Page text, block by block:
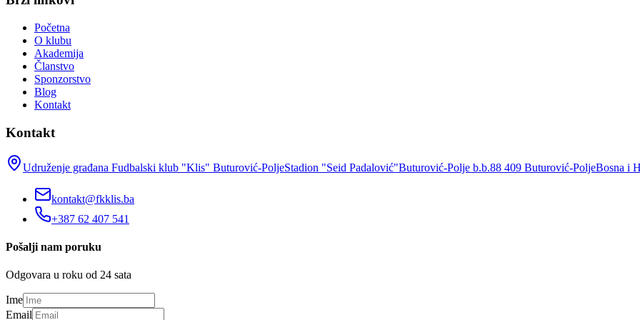
Početna
O klubu
Akademija
Članstvo
Sponzorstvo
Blog
Kontakt
Kontakt
Udruženje građana Fudbalski klub "Klis" Buturović-PoljeStadion "Seid Padalović"Buturović-Polje b.b.88 409 Buturović-PoljeBosna i
kontakt@fkklis.ba
+387 62 407 541
Pošalji nam poruku
Odgovara u roku od 24 sata
Ime
Email